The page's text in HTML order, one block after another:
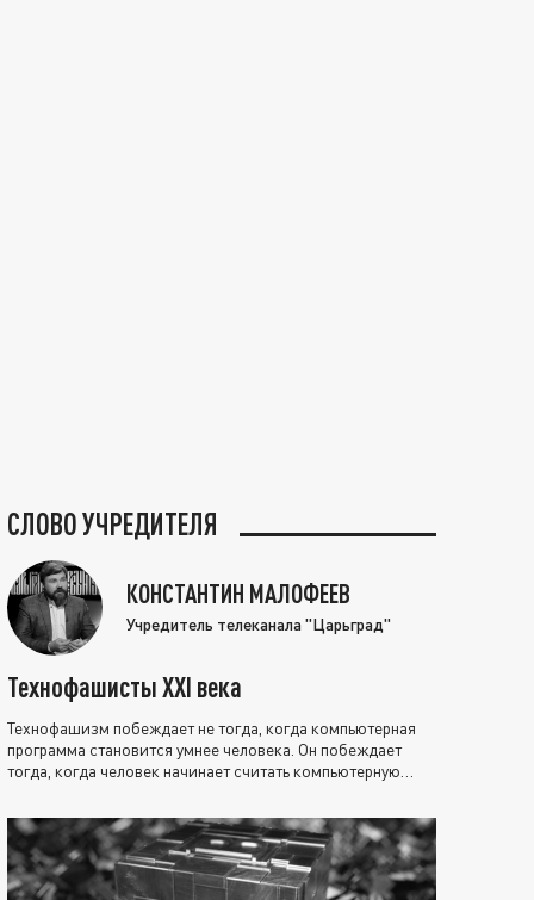
СЛОВО УЧРЕДИТЕЛЯ
КОНСТАНТИН МАЛОФЕЕВ
Учредитель телеканала "Царьград"
Технофашисты XXI века
Технофашизм побеждает не тогда, когда компьютерная
программа становится умнее человека. Он побеждает
тогда, когда человек начинает считать компьютерную